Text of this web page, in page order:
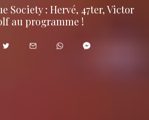
Society : Hervé, 47ter, Victor
au programme !